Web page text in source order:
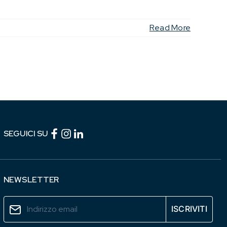
Read More
SEGUICI SU Facebook (link esterno)
Instagram (link esterno)
NEWSLETTER